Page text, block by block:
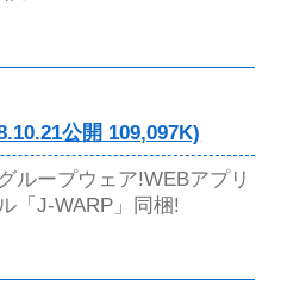
公開 109,097K)
ループウェア!WEBアプリ
「J-WARP」同梱!